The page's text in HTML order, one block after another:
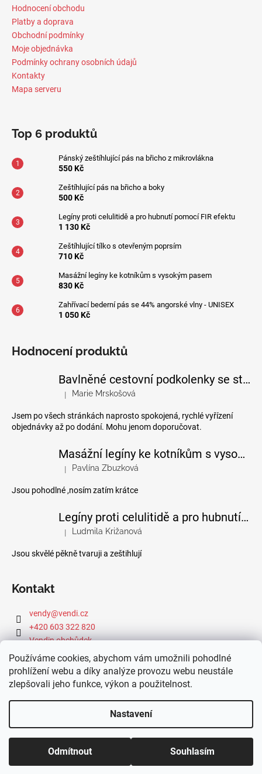
Používáme cookies, abychom vám umožnili pohodlné
prohlížení webu a díky analýze provozu webu neustále
zlepšovali jeho funkce, výkon a použitelnost.
Nastavení
Odmítnout Souhlasím
Hodnocení obchodu
Platby a doprava
Obchodní podmínky
Moje objednávka
Podmínky ochrany osobních údajů
Kontakty
Mapa serveru
Top 6 produktů
Pánský zeštíhlující pás na břicho z mikrovlákna
550 Kč
Zeštíhlující pás na břicho a boky
500 Kč
Legíny proti celulitidě a pro hubnutí pomocí FIR efektu
1 130 Kč
Zeštíhlující tílko s otevřeným poprsím
710 Kč
Masážní legíny ke kotníkům s vysokým pasem
830 Kč
Zahřívací bederní pás se 44% angorské vlny - UNISEX
1 050 Kč
Hodnocení produktů
Bavlněné cestovní podkolenky se stupňovanou kompresí
Hodnocení produktu je 5 z 5 hvězdiček.
| Marie Mrskošová
Jsem po všech stránkách naprosto spokojená, rychlé vyřízení
objednávky až po dodání. Mohu jenom doporučovat.
Masážní legíny ke kotníkům s vysokým pasem
Hodnocení produktu je 4 z 5 hvězdiček.
| Pavlína Zbuzková
Jsou pohodlné ,nosím zatím krátce
Legíny proti celulitidě a pro hubnutí pomocí FIR efektu
Hodnocení produktu je 5 z 5 hvězdiček.
| Ludmila Križanová
Jsou skvělé pěkně tvaruji a zeštihlují
Kontakt
vendy@vendi.cz
+420 603 322 820
Vendin obchůdek
Copyright 2026Vendin obchůdek. Všechna práva vyhrazena.
Upravit nastavení cookies